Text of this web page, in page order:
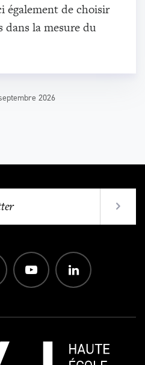
également de choisir
dans la mesure du
2026